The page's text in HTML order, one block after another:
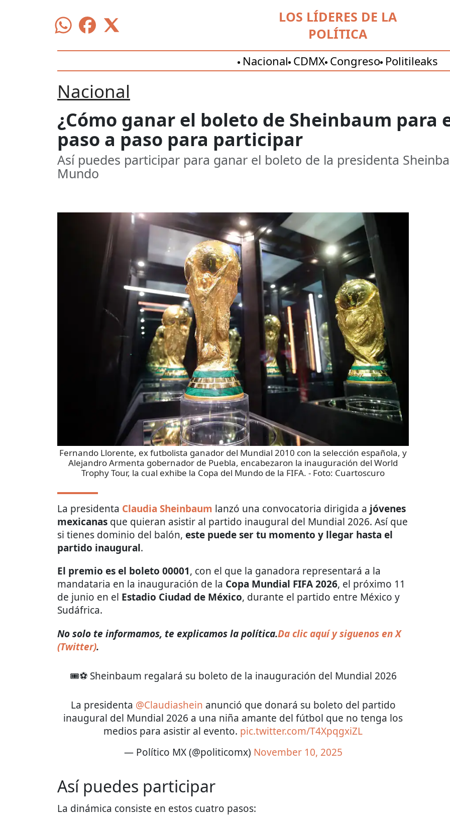
LOS LÍDERES DE LA
POLÍTICA
Nacional CDMX Congreso Politileaks
Nacional
¿Cómo ganar el boleto de Sheinbaum para
paso a paso para participar
Así puedes participar para ganar el boleto de la presidenta
Mundo
Fernando Llorente, ex futbolista ganador del Mundial 2010 con la selección española, y
Alejandro Armenta gobernador de Puebla, encabezaron la inauguración del World
Trophy Tour, la cual exhibe la Copa del Mundo de la FIFA. - Foto: Cuartoscuro
La presidenta Claudia Sheinbaum lanzó una convocatoria dirigida a jóvenes
mexicanas que quieran asistir al partido inaugural del Mundial 2026. Así que
si tienes dominio del balón, este puede ser tu momento y llegar hasta el
partido inaugural.
El premio es el boleto 00001, con el que la ganadora representará a la
mandataria en la inauguración de la Copa Mundial FIFA 2026, el próximo 11
de junio en el Estadio Ciudad de México, durante el partido entre México y
Sudáfrica.
​​No solo te informamos, te explicamos la política.Da clic aquí y siguenos en X
(Twitter).
🎟️⚽ Sheinbaum regalará su boleto de la inauguración del Mundial 2026
La presidenta @Claudiashein anunció que donará su boleto del partido
inaugural del Mundial 2026 a una niña amante del fútbol que no tenga los
medios para asistir al evento. pic.twitter.com/T4XpqgxiZL
— Político MX (@politicomx) November 10, 2025
Así puedes participar
La dinámica consiste en estos cuatro pasos: